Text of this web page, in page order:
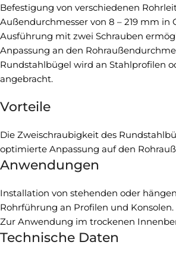
Befestigung von verschiedenen
Außendurchmesser von 8 – 219 mm in
Ausführung mit zwei Schrauben
Anpassung an den
Rundstahlbügel wird an Stahlprofilen
angebracht.
Vorteile
Die Zweischraubigkeit des
optimierte Anpassung auf den
Anwendungen
Installation von stehenden oder
Rohrführung an Profilen und Konsolen.
Zur Anwendung im trockenen
Technische Daten